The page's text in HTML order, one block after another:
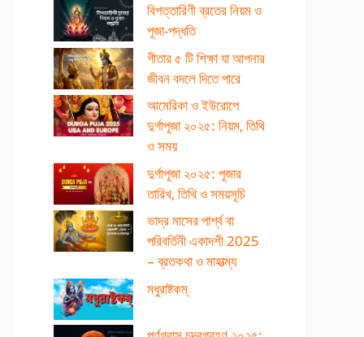
বিপত্তারিণী ব্রতের নিয়ম ও
পূজা-পদ্ধতি
গীতার ৫ টি শিক্ষা যা আপনার
জীবন বদলে দিতে পারে
আমেরিকা ও ইউরোপে
দুর্গাপূজা ২০২৫: নিয়ম, তিথি
ও সময়
দুর্গাপূজা ২০২৫: পূজার
তারিখ, তিথি ও সময়সূচি
ভাদ্র মাসের পার্শ্ব বা
পরিবর্তিনী একাদশী 2025
– ব্রতকথা ও মাহাত্ম্য
মধুরাষ্টকম্